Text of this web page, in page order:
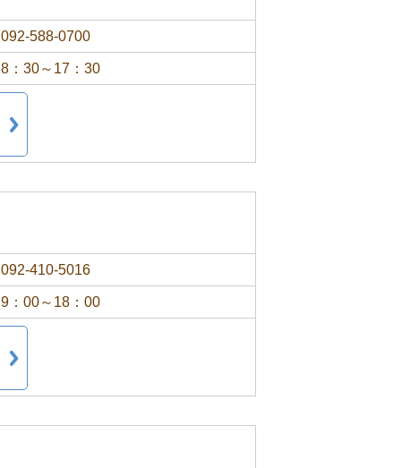
092-588-0700
8：30～17：30
092-410-5016
9：00～18：00